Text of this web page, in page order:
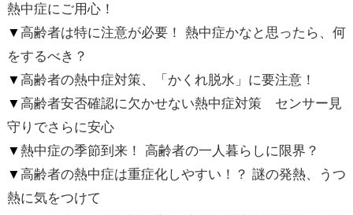
熱中症にご用心！
▼高齢者は特に注意が必要！ 熱中症かなと思ったら、何
をするべき？
▼高齢者の熱中症対策、「かくれ脱水」に要注意！
▼高齢者安否確認に欠かせない熱中症対策 センサー見
守りでさらに安心
▼熱中症の季節到来！ 高齢者の一人暮らしに限界？
▼高齢者の熱中症は重症化しやすい！？ 謎の発熱、うつ
熱に気をつけて